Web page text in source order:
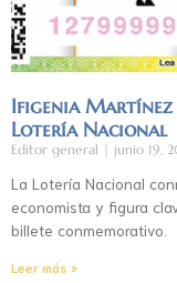
Ifigenia Martínez
Lotería Nacional
Editor general junio 19,
La Lotería Nacional
economista y figura
billete conmemorativo.
Leer más »